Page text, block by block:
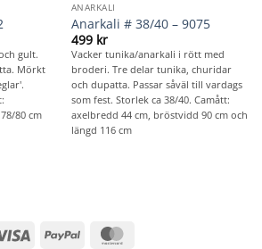
gult.
Mörkt
80 cm
ANARKALI
Anarkali # 38/40 – 9075
499 kr
Vacker tunika/anarkali i rött med
broderi. Tre delar tunika, churidar
och dupatta. Passar såväl till vardags
som fest. Storlek ca 38/40. Camått:
axelbredd 44 cm, bröstvidd 90 cm och
längd 116 cm
Visa PayPal